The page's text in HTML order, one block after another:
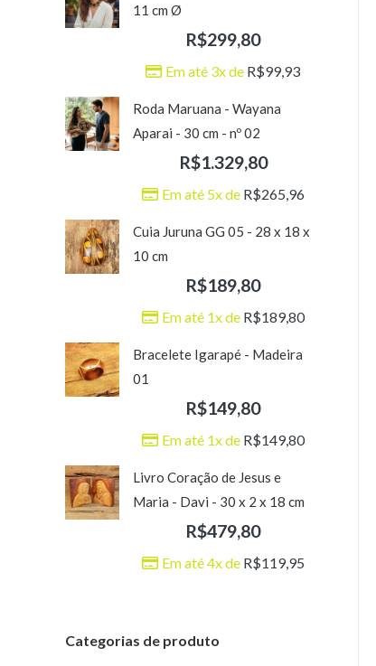
11 cm Ø
R$299,80
Em até 3x de R$99,93
Roda Maruana - Wayana
Aparai - 30 cm - nº 02
R$1.329,80
Em até 5x de R$265,96
Cuia Juruna GG 05 - 28 x 18 x
10 cm
R$189,80
Em até 1x de R$189,80
Bracelete Igarapé - Madeira
01
R$149,80
Em até 1x de R$149,80
Livro Coração de Jesus e
Maria - Davi - 30 x 2 x 18 cm
R$479,80
Em até 4x de R$119,95
Categorias de produto